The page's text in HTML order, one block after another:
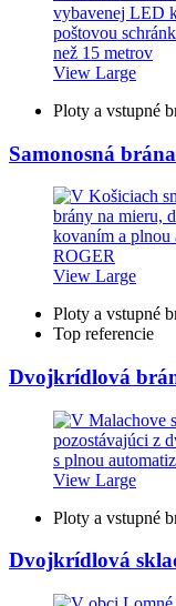
View Large
Ploty a vstupné
Samonosná
View Large
Ploty a vstupné
Top referencie
Dvojkrídlová
View Large
Ploty a vstupné
Dvojkrídlová